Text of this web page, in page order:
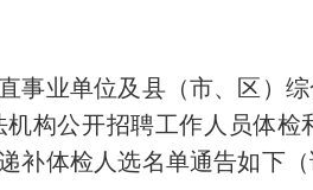
业单位及县（市、区）综
构公开招聘工作人员体
补体检人选名单通告如下